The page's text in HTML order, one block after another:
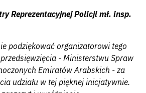
Reprezentacyjnej Policji mł. insp.
podziękować organizatorowi tego
- Ministerstwu Spraw
Emiratów Arabskich - za
udziału w tej pięknej inicjatywnie.